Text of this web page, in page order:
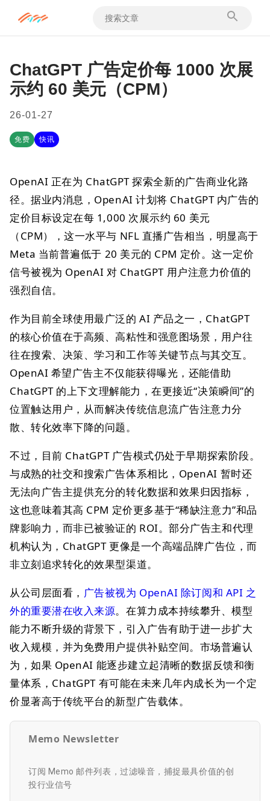
ChatGPT 广告定价每 1000 次展
示约 60 美元（CPM）
26-01-27
免费 快讯
OpenAI 正在为 ChatGPT 探索全新的广告商业化路
径。据业内消息，OpenAI 计划将 ChatGPT 内广告的
定价目标设定在每 1,000 次展示约 60 美元
（CPM），这一水平与 NFL 直播广告相当，明显高于
Meta 当前普遍低于 20 美元的 CPM 定价。这一定价
信号被视为 OpenAI 对 ChatGPT 用户注意力价值的
强烈自信。
作为目前全球使用最广泛的 AI 产品之一，ChatGPT
的核心价值在于高频、高粘性和强意图场景，用户往
往在搜索、决策、学习和工作等关键节点与其交互。
OpenAI 希望广告主不仅能获得曝光，还能借助
ChatGPT 的上下文理解能力，在更接近“决策瞬间”的
位置触达用户，从而解决传统信息流广告注意力分
散、转化效率下降的问题。
不过，目前 ChatGPT 广告模式仍处于早期探索阶段。
与成熟的社交和搜索广告体系相比，OpenAI 暂时还
无法向广告主提供充分的转化数据和效果归因指标，
这也意味着其高 CPM 定价更多基于“稀缺注意力”和品
牌影响力，而非已被验证的 ROI。部分广告主和代理
机构认为，ChatGPT 更像是一个高端品牌广告位，而
非立刻追求转化的效果型渠道。
从公司层面看， 广告被视为 OpenAI 除订阅和 API 之
外的重要潜在收入来源。在算力成本持续攀升、模型
能力不断升级的背景下，引入广告有助于进一步扩大
收入规模，并为免费用户提供补贴空间。市场普遍认
为，如果 OpenAI 能逐步建立起清晰的数据反馈和衡
量体系，ChatGPT 有可能在未来几年内成长为一个定
价显著高于传统平台的新型广告载体。
Memo Newsletter
订阅 Memo 邮件列表，过滤噪音，捕捉最具价值的创
投行业信号